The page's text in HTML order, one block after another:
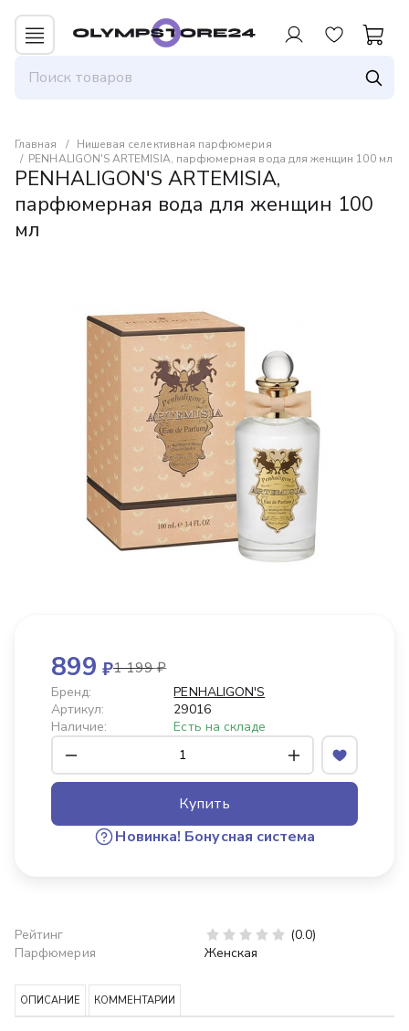
Главная
Нишевая селективная парфюмерия
PENHALIGON'S ARTEMISIA, парфюмерная вода для женщин 100 мл
PENHALIGON'S ARTEMISIA,
парфюмерная вода для женщин 100
мл
Рейтинг
(0.0)
Парфюмерия
Женская
899 ₽1 199₽
Бренд:
PENHALIGON'S
Артикул:
29016
Наличие:
Есть на складе
Купить
Для авторизованных пользователей
предоставляется 1 бонус за 100 руб. от
оплатить до 30% заказа.
Новинка! Бонусная система
ОПИСАНИЕ КОММЕНТАРИИ